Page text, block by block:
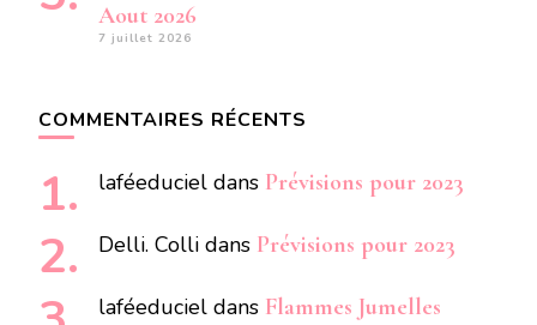
Aout 2026
7 juillet 2026
COMMENTAIRES RÉCENTS
laféeduciel dans Prévisions pour 2023
Delli. Colli dans Prévisions pour 2023
laféeduciel dans Flammes Jumelles